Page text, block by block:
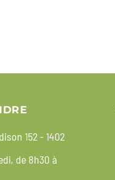
152 - 1402
de 8h30 à